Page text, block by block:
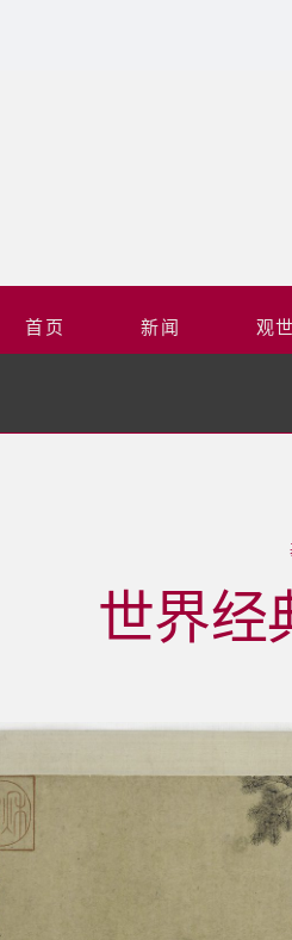
首页 新闻 观
世界经